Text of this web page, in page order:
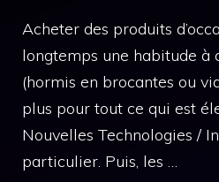
Acheter des produits
longtemps une habitude à
(hormis en brocantes ou
plus pour tout ce qui est
Nouvelles Technologies /
particulier. Puis, les …